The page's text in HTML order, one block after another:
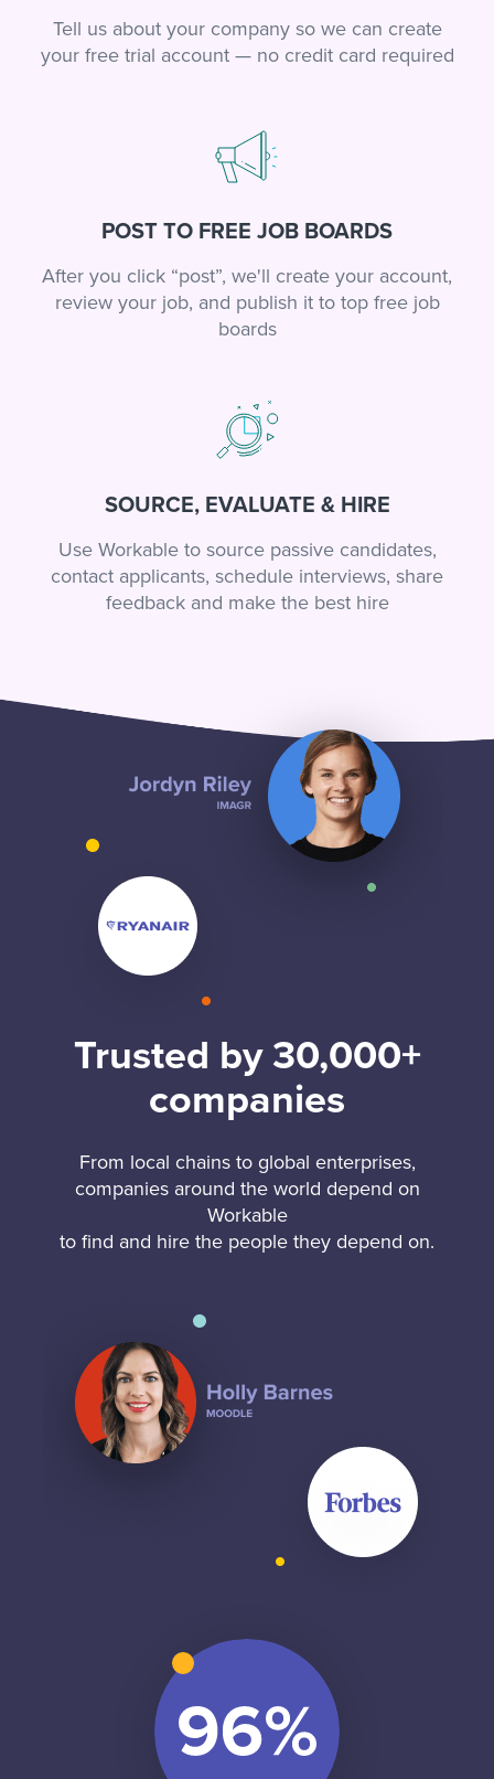
Tell us about your company so we can create
your free trial account — no credit card required
POST TO FREE JOB BOARDS
After you click “post”, we'll create your account,
review your job, and publish it to top free job
boards
SOURCE, EVALUATE & HIRE
Use Workable to source passive candidates,
contact applicants, schedule interviews, share
feedback and make the best hire
Trusted by 30,000+
companies
From local chains to global enterprises,
companies around the world depend on
Workable
to find and hire the people they depend on.